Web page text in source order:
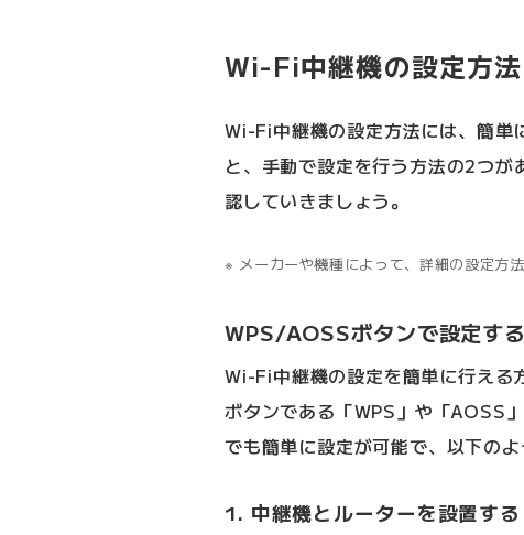
Wi-Fi中継機の設定方法
Wi-Fi中継機の設定方法には、簡単
と、手動で設定を行う方法の2つ
認していきましょう。
メーカーや機種によって、詳細の設定方
WPS/AOSSボタンで設定す
Wi-Fi中継機の設定を簡単に行える
ボタンである「WPS」や「AOSS
でも簡単に設定が可能で、以下の
1. 中継機とルーターを設置する